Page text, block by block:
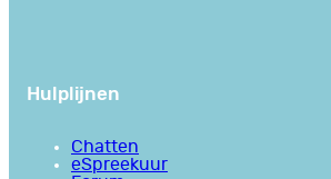
Hulplijnen
Chatten
eSpreekuur